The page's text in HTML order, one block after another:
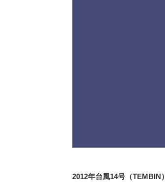
2012年台風14号（TEMBIN）